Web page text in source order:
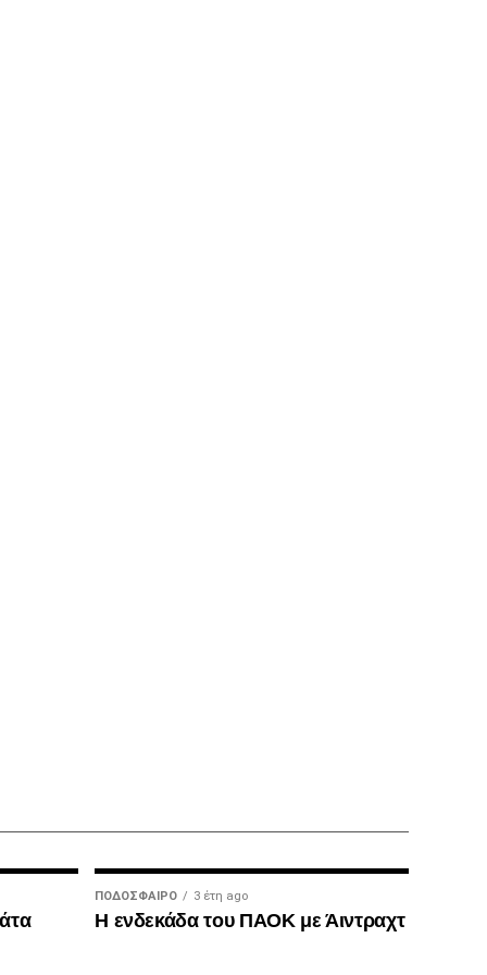
ΠΟΔΌΣΦΑΙΡΟ 3 έτη ago
Η ενδεκάδα του ΠΑΟΚ με Άιντραχτ